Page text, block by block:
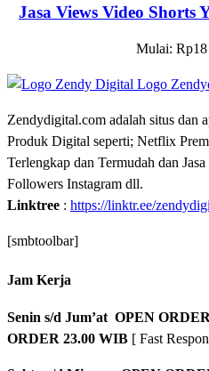
Jasa Views Video Shorts
Mulai: Rp18
Zendydigital.com adalah situs dan
Produk Digital seperti; Netflix
Terlengkap dan Termudah dan
Followers Instagram dll.
Linktree : https://linktr.ee/
[smbtoolbar]
Jam Kerja
Senin s/d Jum’at OPEN
ORDER 23.00 WIB [ Fast